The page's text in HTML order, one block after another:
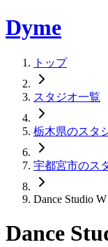
Dyme
トップ
スタジオ一覧
栃木県のスタ
宇都宮市のス
Dance Studio W
Dance